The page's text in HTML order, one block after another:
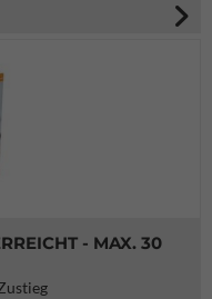
- MAX. 30